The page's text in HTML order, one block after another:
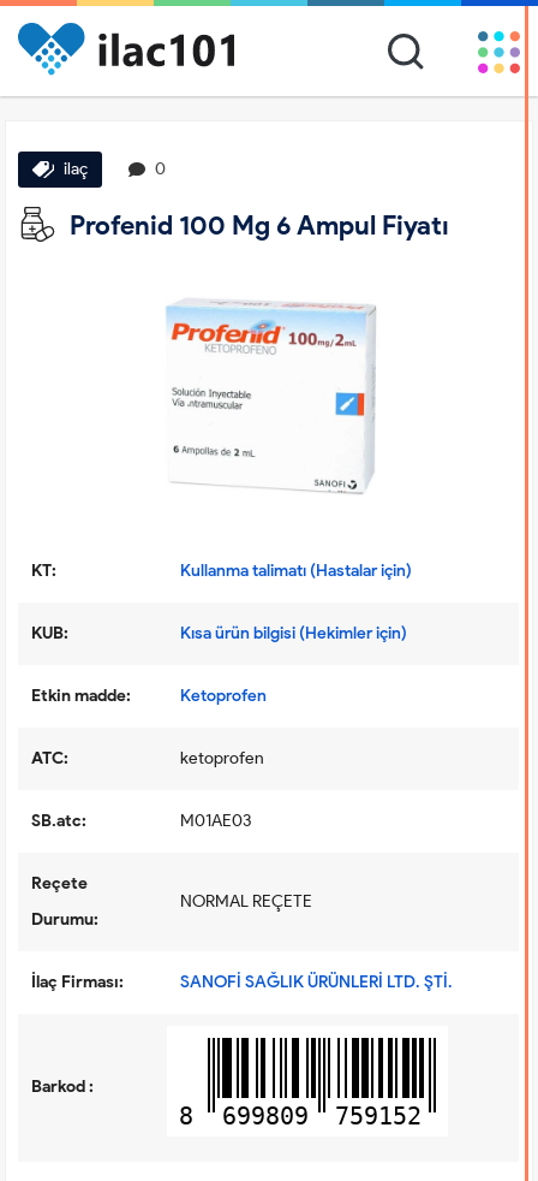
ilaç 0
Profenid 100 Mg 6 Ampul Fiyatı
KT: Kullanma talimatı (Hastalar için)
KUB: Kısa ürün bilgisi (Hekimler için)
Etkin madde: Ketoprofen
ATC: ketoprofen
SB.atc: M01AE03
Reçete
Durumu:
NORMAL REÇETE
İlaç Firması: SANOFİ SAĞLIK ÜRÜNLERİ LTD. ŞTİ.
Barkod :
8 699809 759152